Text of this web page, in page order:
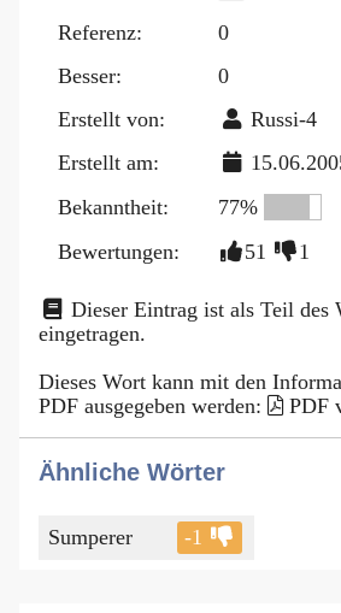
Referenz:
0
Besser:
0
Erstellt von:
Russi-4
Erstellt am:
Bekanntheit:
77%
Bewertungen:
51 1
Dieser Eintrag ist als Teil des
eingetragen.
Dieses Wort kann mit den
PDF ausgegeben werden:
PDF
Ähnliche Wörter
Sumperer -1